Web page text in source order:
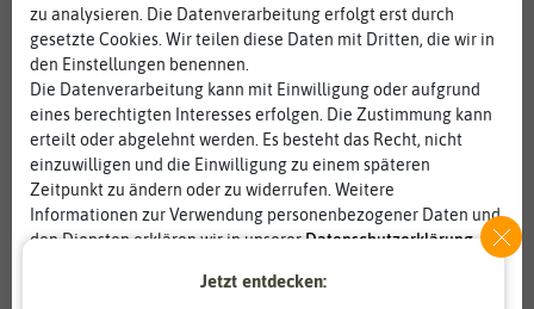
-80%
zu analysieren. Die Datenverarbeitung erfolgt erst durch
gesetzte Cookies. Wir teilen diese Daten mit Dritten, die wir in
den Einstellungen benennen.
Die Datenverarbeitung kann mit Einwilligung oder aufgrund
eines berechtigten Interesses erfolgen. Die Zustimmung kann
erteilt oder abgelehnt werden. Es besteht das Recht, nicht
einzuwilligen und die Einwilligung zu einem späteren
Zeitpunkt zu ändern oder zu widerrufen. Weitere
Informationen zur Verwendung personenbezogener Daten und
den Diensten erklären wir in unsererDaten­schutz­erklärung.
Jetzt entdecken: